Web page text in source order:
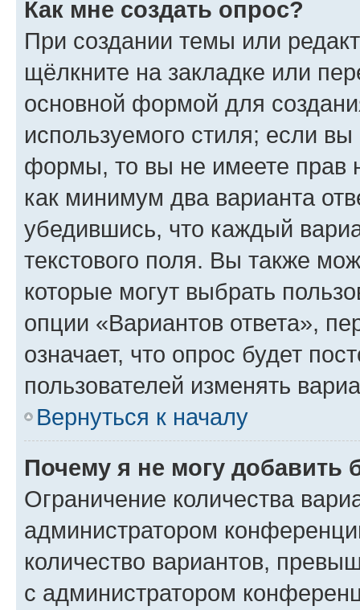
Как мне создать опрос?
При создании темы или
щёлкните на закладке или
основной формой для
используемого стиля; если
формы, то вы не имеете прав
как минимум два варианта
убедившись, что каждый
текстового поля. Вы также
которые могут выбрать
опции «Вариантов ответа»,
означает, что опрос будет
пользователей изменять
Вернуться к началу
Почему я не могу добавить
Ограничение количества
администратором
количество вариантов,
с администратором